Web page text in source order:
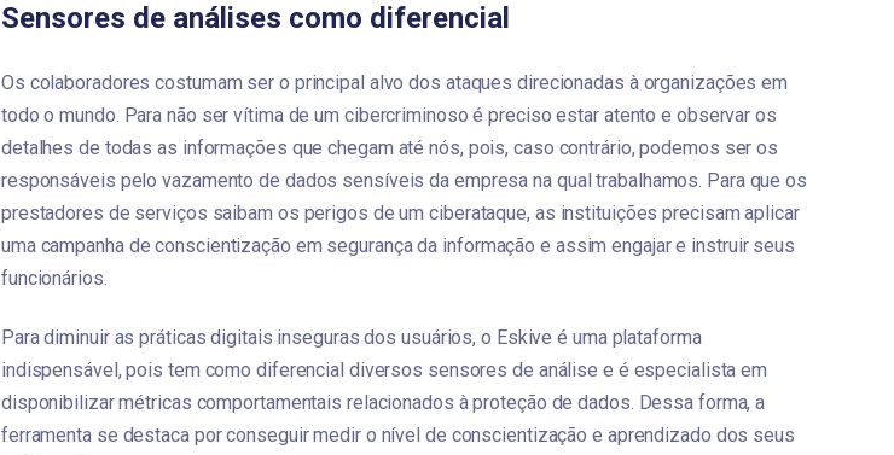
Sensores de análises como diferencial
Os colaboradores costumam ser o principal alvo dos ataques direcionadas à organizações em
todo o mundo. Para não ser vítima de um cibercriminoso é preciso estar atento e observar os
detalhes de todas as informações que chegam até nós, pois, caso contrário, podemos ser os
responsáveis pelo vazamento de dados sensíveis da empresa na qual trabalhamos. Para que os
prestadores de serviços saibam os perigos de um ciberataque, as instituições precisam aplicar
uma campanha de conscientização em segurança da informação e assim engajar e instruir seus
funcionários.
Para diminuir as práticas digitais inseguras dos usuários, o Eskive é uma plataforma
indispensável, pois tem como diferencial diversos sensores de análise e é especialista em
disponibilizar métricas comportamentais relacionados à proteção de dados. Dessa forma, a
ferramenta se destaca por conseguir medir o nível de conscientização e aprendizado dos seus